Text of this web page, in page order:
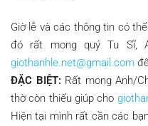
Giờ lễ và các thông tin có
đó rất mong quý Tu Sĩ,
giothanhle.net@gmail.com
ĐẶC BIỆT: Rất mong Anh/
thờ còn thiếu giúp cho
Hiện tại mình rất cần các